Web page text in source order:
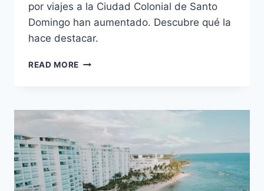
por viajes a la Ciudad Colonial de Santo
Domingo han aumentado. Descubre qué la
hace destacar.
READ MORE HISTORIA
SANTO
DOMINGO:
VIAJE
INMERSIVO